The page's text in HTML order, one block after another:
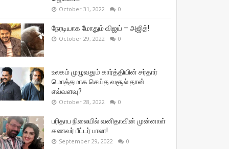
October 31, 2022 0
நேரடியாக மோதும் விஜய் – அஜித்!
October 29, 2022 0
உலகம் முழுவதும் கார்த்தியின் சர்தார்
மொத்தமாக செய்த வசூல் தான்
எவ்வளவு?
October 28, 2022 0
பரிதாப நிலையில் வனிதாவின் முன்னாள்
கணவர் பீட்டர் பாலா!
September 29, 2022 0